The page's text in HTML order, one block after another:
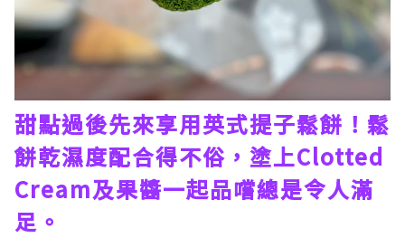
甜點過後先來享用英式提子鬆餅！鬆
餅乾濕度配合得不俗，塗上Clotted
Cream及果醬一起品嚐總是令人滿
足。